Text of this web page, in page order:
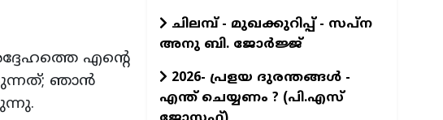
എൻ്റെ
ഞാൻ
ചിലമ്പ് - മുഖക്കുറിപ്പ് - സപ്ന
അനു ബി. ജോർജ്ജ്
2026- പ്രളയ ദുരന്തങ്ങള്‍ -
എന്ത് ചെയ്യണം ? (പി.എസ്